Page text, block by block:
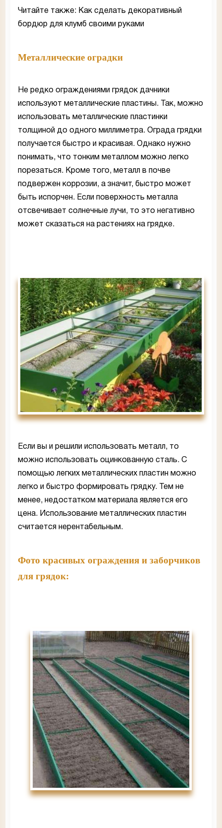
Читайте также: Как сделать декоративный
бордюр для клумб своими руками
Металлические оградки
Не редко ограждениями грядок дачники
используют металлические пластины. Так, можно
использовать металлические пластинки
толщиной до одного миллиметра. Ограда грядки
получается быстро и красивая. Однако нужно
понимать, что тонким металлом можно легко
порезаться. Кроме того, металл в почве
подвержен коррозии, а значит, быстро может
быть испорчен. Если поверхность металла
отсвечивает солнечные лучи, то это негативно
может сказаться на растениях на грядке.
Если вы и решили использовать металл, то
можно использовать оцинкованную сталь. С
помощью легких металлических пластин можно
легко и быстро формировать грядку. Тем не
менее, недостатком материала является его
цена. Использование металлических пластин
считается нерентабельным.
Фото красивых ограждения и заборчиков
для грядок: